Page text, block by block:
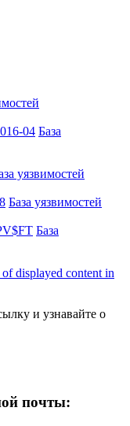
04 База
уязвимостей
База уязвимостей
База
displayed content in
и узнавайте о
почты: